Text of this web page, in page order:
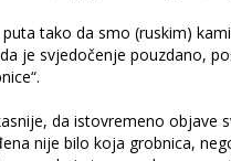
puta tako da smo (ruskim)
je svjedočenje pouzdano,
da istovremeno objave
nije bilo koja grobnica,